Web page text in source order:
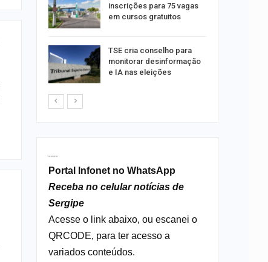
inscrições para 75 vagas
em cursos gratuitos
TSE cria conselho para
monitorar desinformação
e IA nas eleições
----
Portal Infonet no WhatsApp
Receba no celular notícias de
Sergipe
Acesse o link abaixo, ou escanei o
QRCODE, para ter acesso a
variados conteúdos.